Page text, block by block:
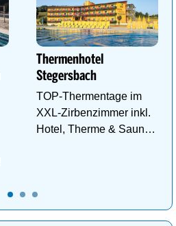
Thermenhotel
Stegersbach
TOP-Thermentage im
XXL-Zirbenzimmer inkl.
Hotel, Therme & Sauna